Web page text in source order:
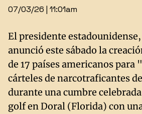
07/03/26 | 11:01am
El presidente
anunció este sábado la
de 17 países americanos
cárteles de narcotraficantes
durante una cumbre
golf en Doral (Florida) con